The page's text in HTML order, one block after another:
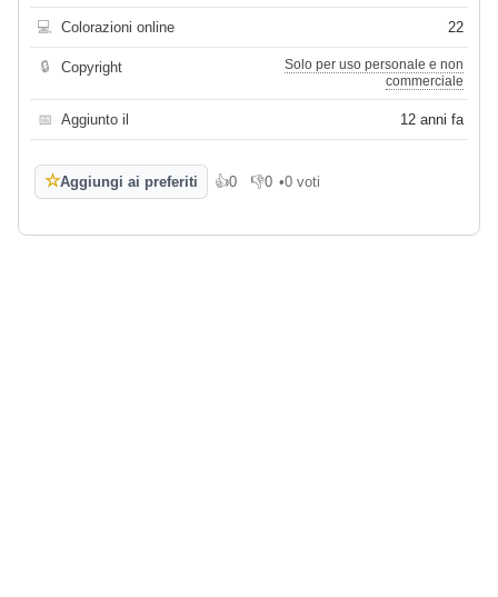
💻 Colorazioni online 22
🔒 Copyright
Solo per uso personale e non
commerciale
📅 Aggiunto il 12 anni fa
☆Aggiungi ai preferiti 👍0
Mi piace
👎0
Non mi piace
•0 voti